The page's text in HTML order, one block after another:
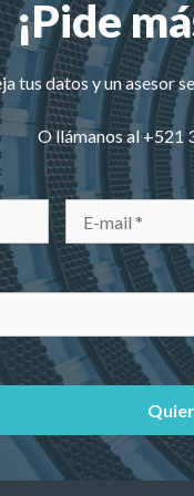
¡Pide
tus datos y un asesor
O llámanos al+521